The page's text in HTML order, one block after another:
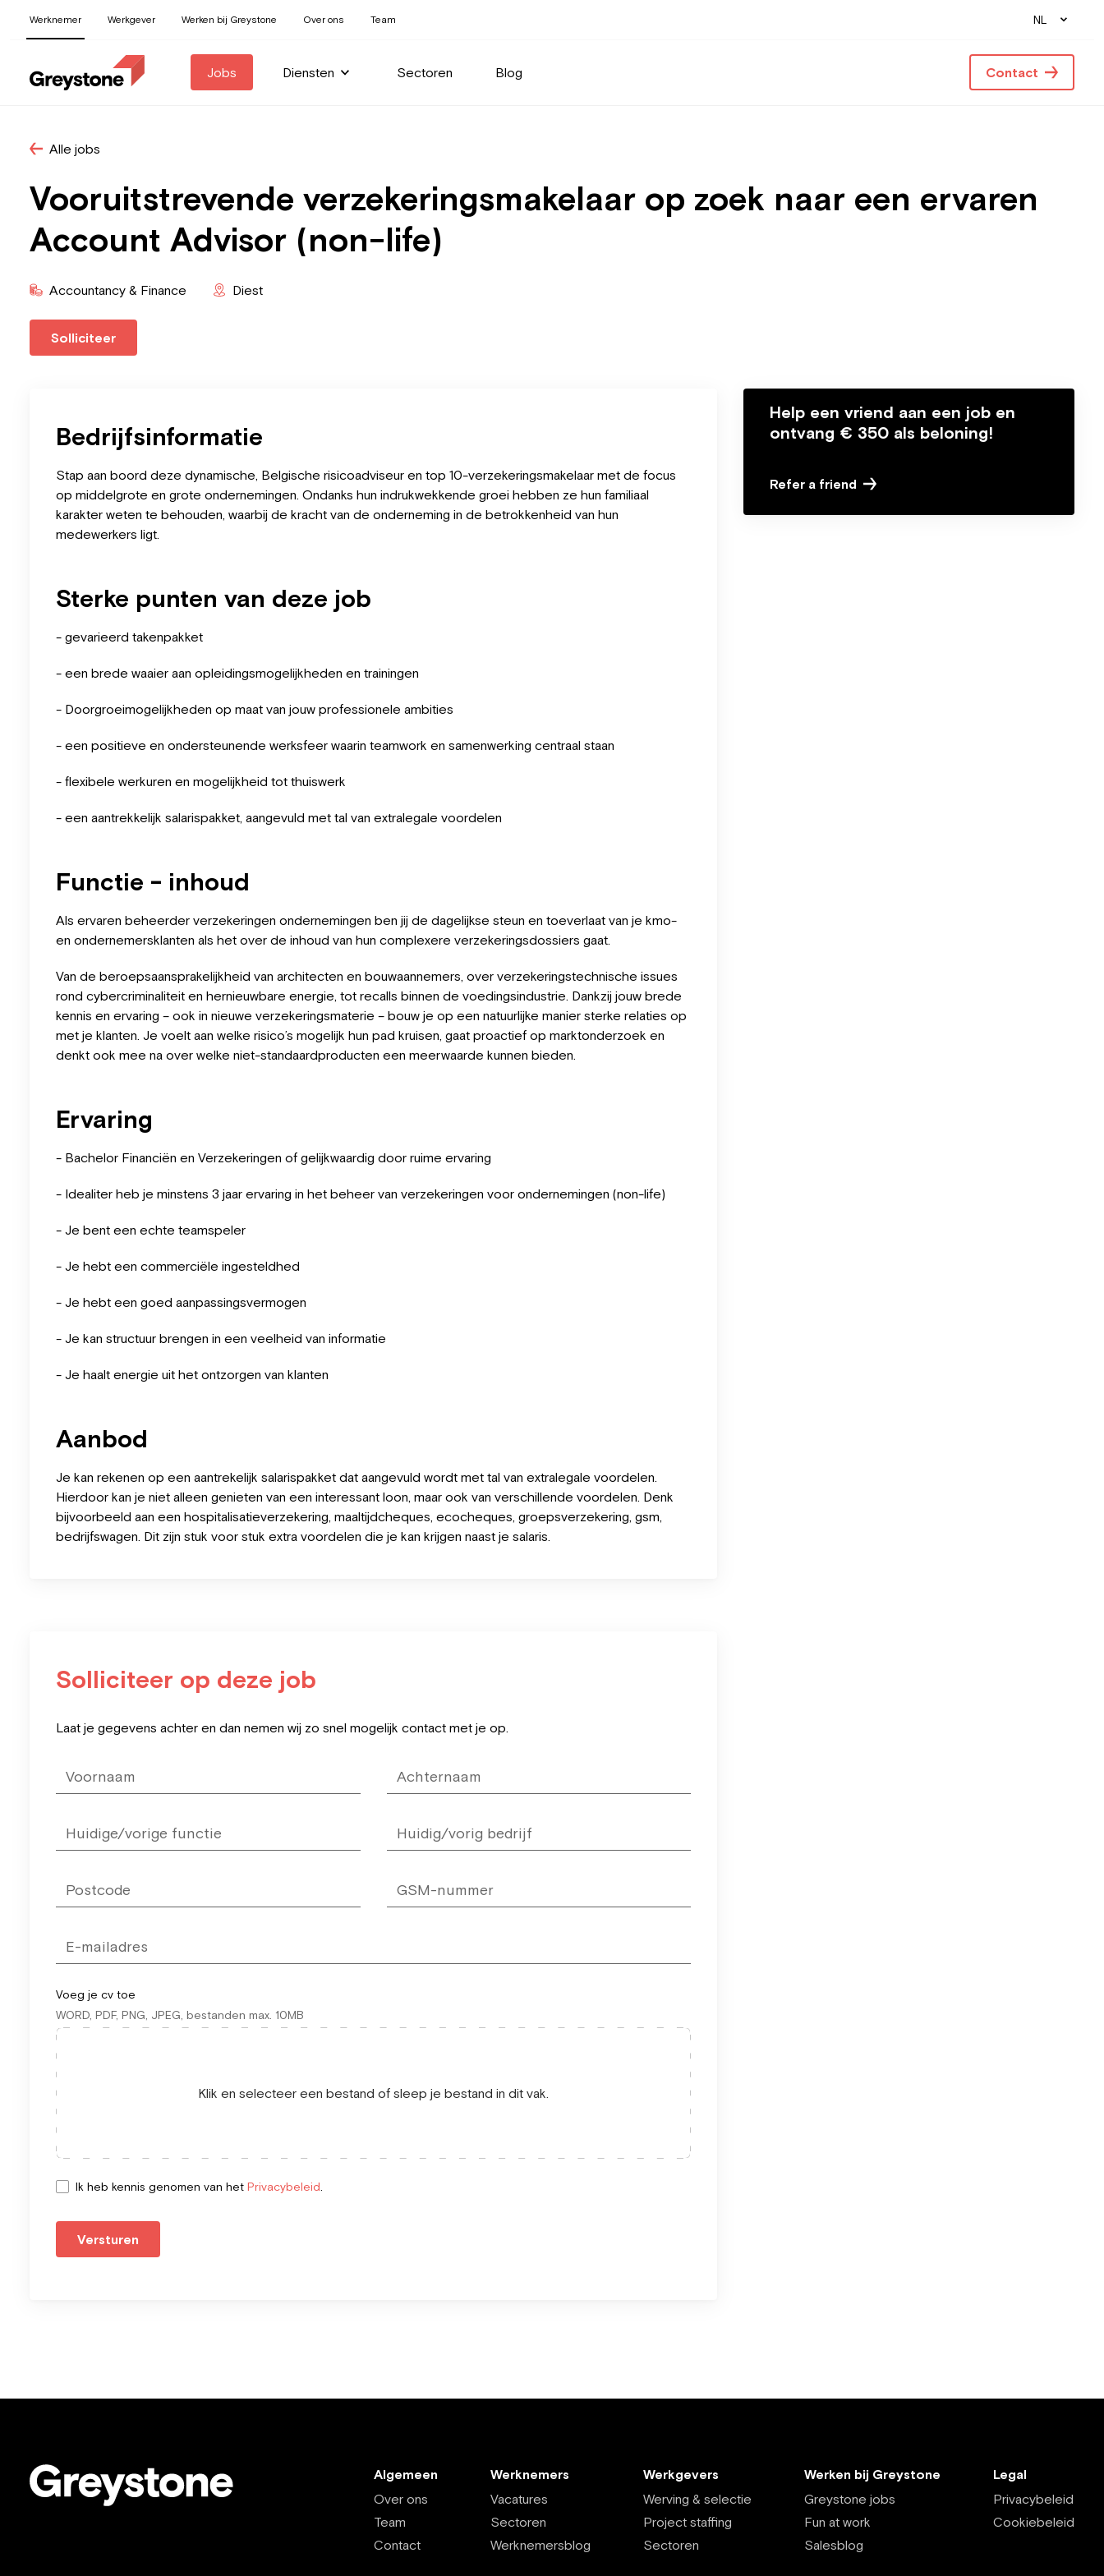
Werknemer Werkgever Werken bij Greystone Over ons Team NL
Jobs Diensten Sectoren Blog Contact
Alle jobs
Vooruitstrevende verzekeringsmakelaar op zoek naar een ervaren
Account Advisor (non-life)
Accountancy & Finance Diest
Solliciteer
Bedrijfsinformatie
Stap aan boord deze dynamische, Belgische risicoadviseur en top 10-verzekeringsmakelaar met de focus
op middelgrote en grote ondernemingen. Ondanks hun indrukwekkende groei hebben ze hun familiaal
karakter weten te behouden, waarbij de kracht van de onderneming in de betrokkenheid van hun
medewerkers ligt.
Sterke punten van deze job
- gevarieerd takenpakket
- een brede waaier aan opleidingsmogelijkheden en trainingen
- Doorgroeimogelijkheden op maat van jouw professionele ambities
- een positieve en ondersteunende werksfeer waarin teamwork en samenwerking centraal staan
- flexibele werkuren en mogelijkheid tot thuiswerk
- een aantrekkelijk salarispakket, aangevuld met tal van extralegale voordelen
Functie - inhoud
Als ervaren beheerder verzekeringen ondernemingen ben jij de dagelijkse steun en toeverlaat van je kmo-
en ondernemersklanten als het over de inhoud van hun complexere verzekeringsdossiers gaat.
Van de beroepsaansprakelijkheid van architecten en bouwaannemers, over verzekeringstechnische issues
rond cybercriminaliteit en hernieuwbare energie, tot recalls binnen de voedingsindustrie. Dankzij jouw brede
kennis en ervaring – ook in nieuwe verzekeringsmaterie – bouw je op een natuurlijke manier sterke relaties op
met je klanten. Je voelt aan welke risico’s mogelijk hun pad kruisen, gaat proactief op marktonderzoek en
denkt ook mee na over welke niet-standaardproducten een meerwaarde kunnen bieden.
Ervaring
- Bachelor Financiën en Verzekeringen of gelijkwaardig door ruime ervaring
- Idealiter heb je minstens 3 jaar ervaring in het beheer van verzekeringen voor ondernemingen (non-life)
- Je bent een echte teamspeler
- Je hebt een commerciële ingesteldhed
- Je hebt een goed aanpassingsvermogen
- Je kan structuur brengen in een veelheid van informatie
- Je haalt energie uit het ontzorgen van klanten
Aanbod
Je kan rekenen op een aantrekelijk salarispakket dat aangevuld wordt met tal van extralegale voordelen.
Hierdoor kan je niet alleen genieten van een interessant loon, maar ook van verschillende voordelen. Denk
bijvoorbeeld aan een hospitalisatieverzekering, maaltijdcheques, ecocheques, groepsverzekering, gsm,
bedrijfswagen. Dit zijn stuk voor stuk extra voordelen die je kan krijgen naast je salaris.
Solliciteer op deze job
blank
Laat je gegevens achter en dan nemen wij zo snel mogelijk contact met je op.
Voeg je cv toe
WORD, PDF, PNG, JPEG, bestanden max. 10MB
Klik en selecteer een bestand of sleep je bestand in dit vak.
Ik heb kennis genomen van het Privacybeleid
Versturen
Help een vriend aan een job en
ontvang € 350 als beloning!
Refer a friend
Algemeen
Over ons
Team
Contact
Werknemers
Vacatures
Sectoren
Werknemersblog
Werkgevers
Werving & selectie
Project staffing
Sectoren
Werken bij Greystone
Greystone jobs
Fun at work
Salesblog
Legal
Privacybeleid
Cookiebeleid